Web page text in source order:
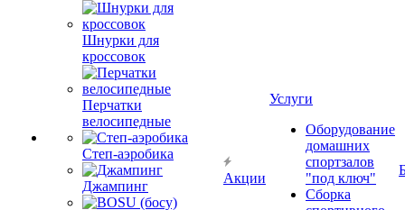
Шнурки для
кроссовок
Перчатки
велосипедные
Степ-аэробика
Джампинг
Акции
Услуги
Оборудование
домашних
спортзалов
"под ключ"
Сборка